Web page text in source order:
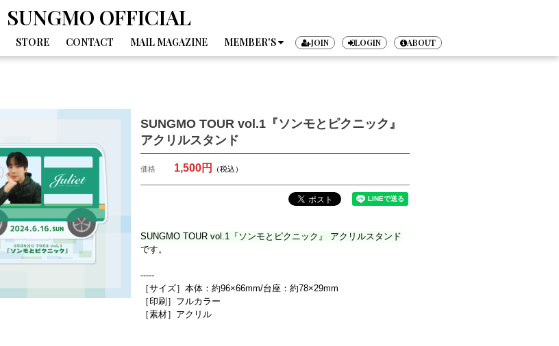
SUNGMO OFFICIAL
STORE CONTACT MAIL MAGAZINE MEMBER'S JOIN LOGIN ABOUT
SUNGMO TOUR vol.1『ソンモとピクニック』
アクリルスタンド
価格 1,500円 （税込）
SUNGMO TOUR vol.1『ソンモとピクニック』 アクリルスタンド
です。
-----
［サイズ］本体：約96×66mm/台座：約78×29mm
［印刷］フルカラー
［素材］アクリル